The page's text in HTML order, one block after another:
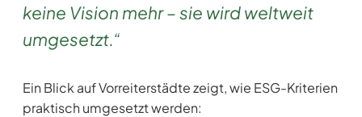
keine Vision mehr – sie wird weltweit
umgesetzt.“
Ein Blick auf Vorreiterstädte zeigt, wie ESG-Kriterien
praktisch umgesetzt werden: